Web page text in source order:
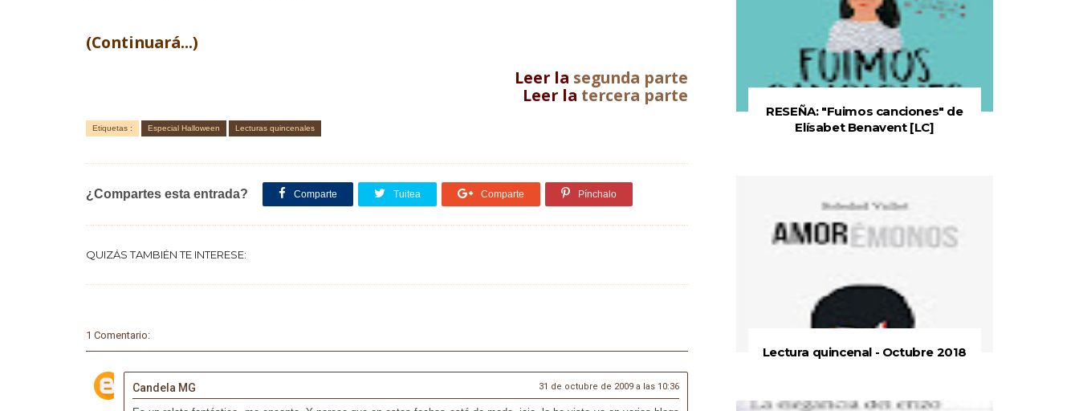
(Continuará...)
Leer la segunda parte
Leer la tercera parte
Etiquetas : Especial Halloween Lecturas quincenales
¿Compartes esta entrada? Comparte Tuitea Comparte Pínchalo
QUIZÁS TAMBIÉN TE INTERESE:
1 Comentario:
Candela MG 31 de octubre de 2009 a las 10:36
RESEÑA: "Fuimos canciones" de
Elísabet Benavent [LC]
Lectura quincenal - Octubre 2018